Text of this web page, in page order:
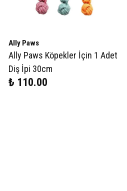
Ally Paws
Ally Paws Köpekler İçin 1 Adet
Diş İpi 30cm
₺ 110.00